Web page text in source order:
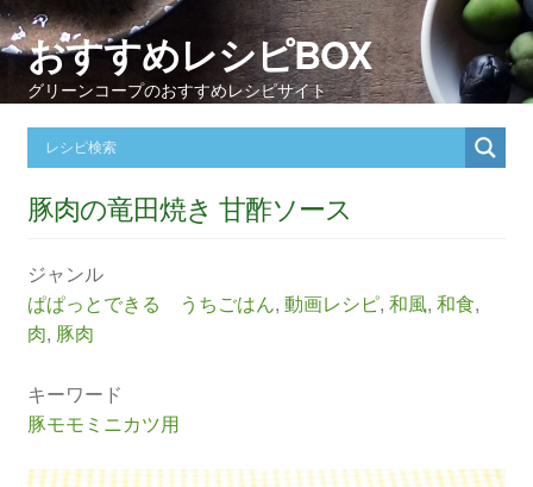
おすすめレシピBOX
グリーンコープのおすすめレシピサイト
豚肉の竜田焼き 甘酢ソース
ジャンル
ぱぱっとできる うちごはん, 動画レシピ, 和風, 和食,
肉, 豚肉
キーワード
豚モモミニカツ用